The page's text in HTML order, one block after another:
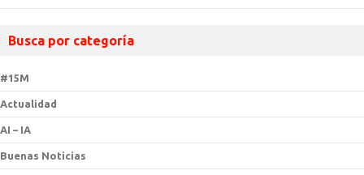
Busca por categoría
#15M
Actualidad
AI – IA
Buenas Noticias